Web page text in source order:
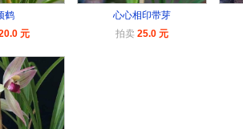
鹤
元
心心相印带芽
拍卖 25.0 元